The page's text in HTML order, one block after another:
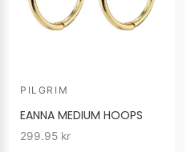
PILGRIM
EANNA MEDIUM HOOPS
299.95 kr